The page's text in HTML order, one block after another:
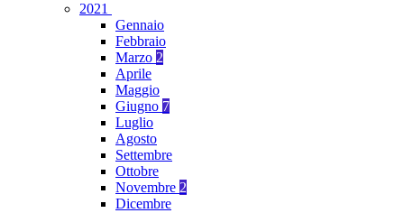
2021
Gennaio
Febbraio
Marzo 2
Aprile
Maggio
Giugno 7
Luglio
Agosto
Settembre
Ottobre
Novembre 2
Dicembre